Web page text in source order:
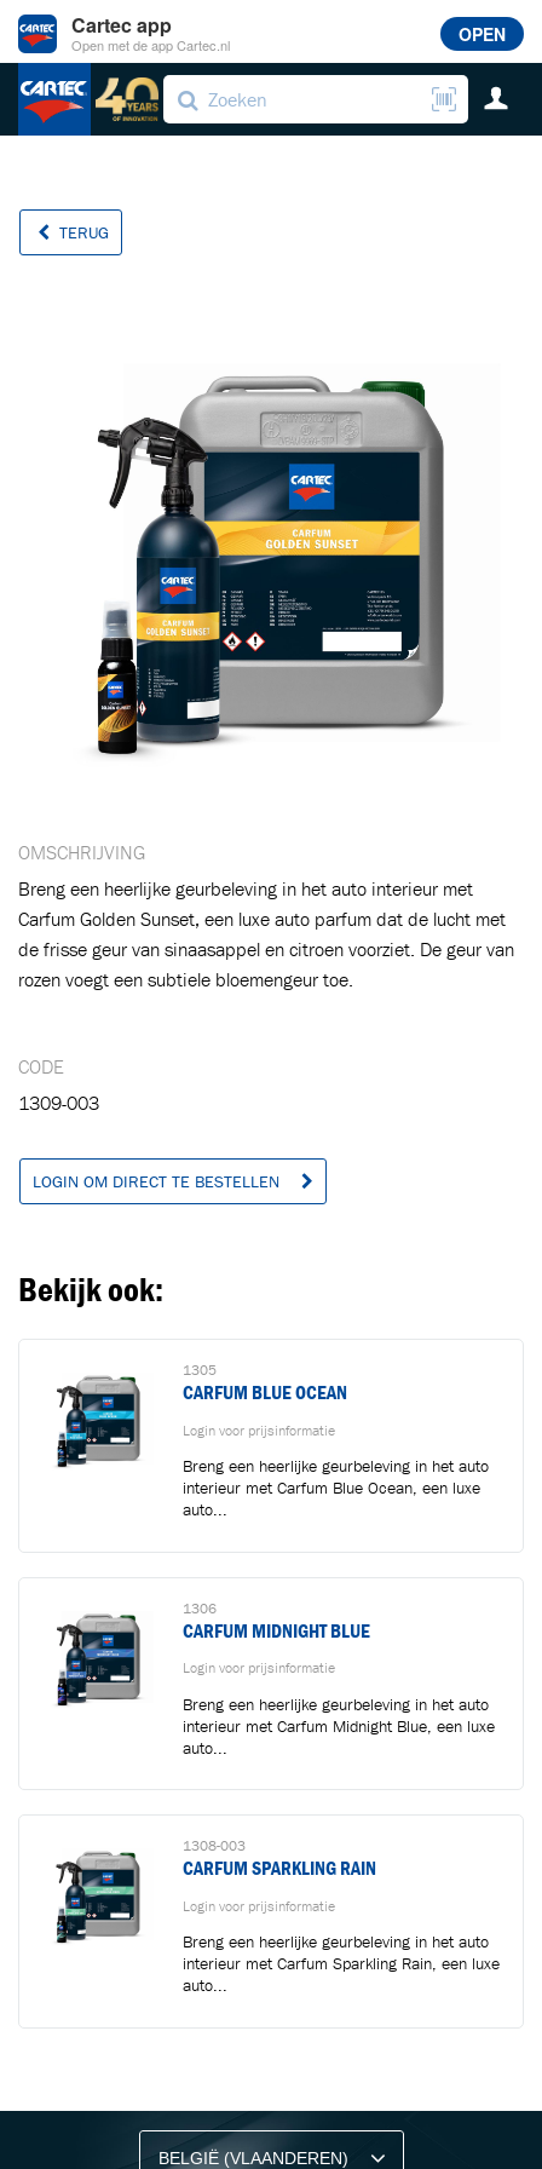
TERUG
OMSCHRIJVING
Breng een heerlijke geurbeleving in het auto interieur met
Carfum Golden Sunset, een luxe auto parfum dat de lucht met
de frisse geur van sinaasappel en citroen voorziet. De geur van
rozen voegt een subtiele bloemengeur toe.
CODE
1309-003
LOGIN OM DIRECT TE BESTELLEN
Bekijk ook:
1305
CARFUM BLUE OCEAN
Login voor prijsinformatie
Breng een heerlijke geurbeleving in het auto
interieur met Carfum Blue Ocean, een luxe
auto...
1306
CARFUM MIDNIGHT BLUE
Login voor prijsinformatie
Breng een heerlijke geurbeleving in het auto
interieur met Carfum Midnight Blue, een luxe
auto...
1308-003
CARFUM SPARKLING RAIN
Login voor prijsinformatie
Breng een heerlijke geurbeleving in het auto
interieur met Carfum Sparkling Rain, een luxe
auto...
Toegevoegd aan winkelwagen
VERDER WINKELEN Ga naar winkelwagen
Ontvang vakgerelateerde tips,
aanbiedingen en productupdates van Cartec.
Cartec app
Open met de app Cartec.nl OPEN